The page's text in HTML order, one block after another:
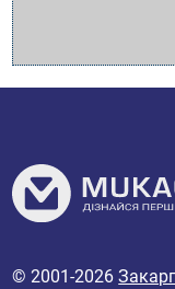
© 2001-2026